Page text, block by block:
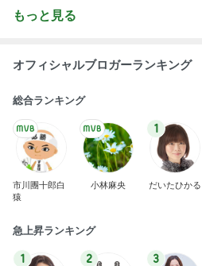
もっと見る
オフィシャルブロガーランキング
総合ランキング
市川團十郎白
猿
小林麻央
1
だいたひかる
急上昇ランキング
1 2 3